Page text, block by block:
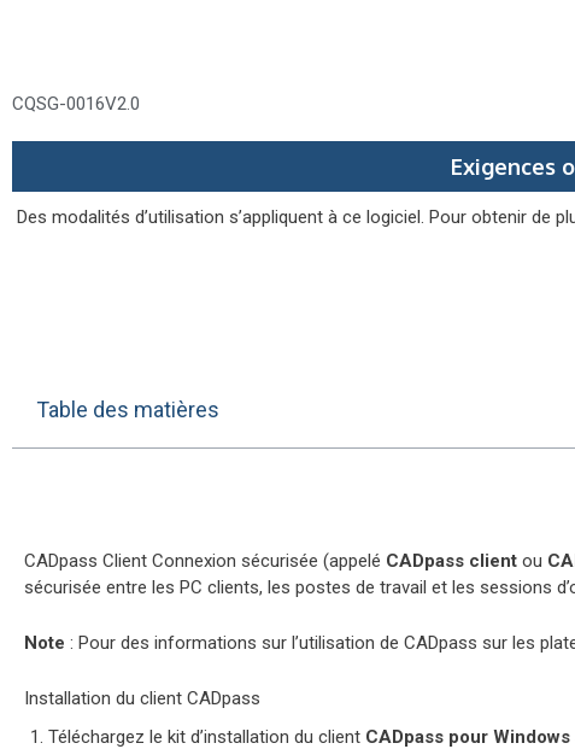
CQSG-0016V2.0
Exigences
Des modalités d’utilisation s’appliquent à ce logiciel. Pour obtenir de
Table des matières
CADpass Client Connexion sécurisée (appelé CADpass client ou
sécurisée entre les PC clients, les postes de travail et les sessions
Note : Pour des informations sur l’utilisation de CADpass sur les
Installation du client CADpass
Téléchargez le kit d’installation du client CADpass pour Windows